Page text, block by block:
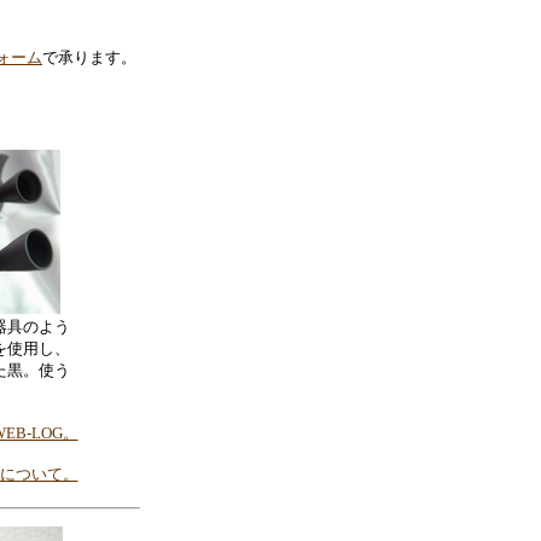
ームで承ります。
のよう
用し、
。使う
LOG。
ついて。